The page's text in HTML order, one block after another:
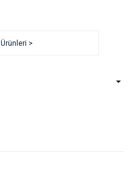
Ürünleri >